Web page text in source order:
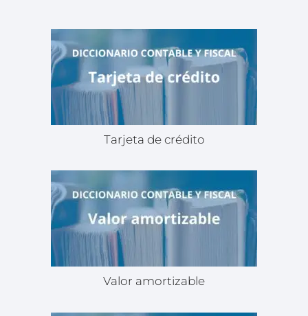
Tarjeta de crédito
Valor amortizable